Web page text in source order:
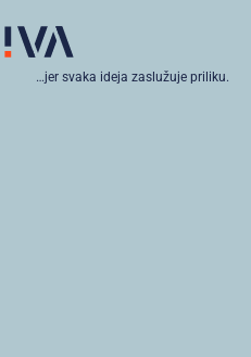
…jer svaka ideja zaslužuje priliku.